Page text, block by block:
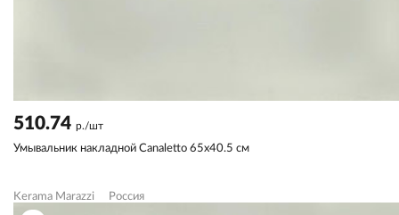
510.74 р./шт
Умывальник накладной Canaletto 65х40.5 см
Kerama Marazzi Россия